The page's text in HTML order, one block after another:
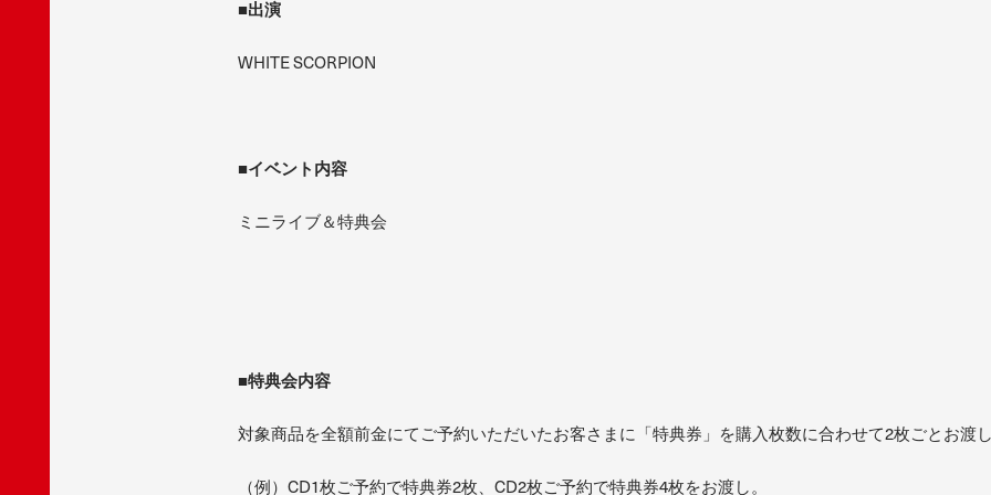
■出演
WHITE SCORPION
■イベント内容
ミニライブ＆特典会
■特典会内容
対象商品を全額前金にてご予約いただいたお客さまに「特典券」を購入枚数に合わせて2枚ごとお渡し
（例）CD1枚ご予約で特典券2枚、CD2枚ご予約で特典券4枚をお渡し。